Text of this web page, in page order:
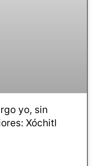
yo, sin
Xóchitl